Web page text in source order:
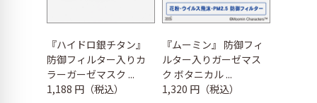
『ハイドロ銀チタン』
防御フィルター入りカ
ラーガーゼマスク ...
1,188 円（税込）
『ムーミン』 防御フィ
ルター入りガーゼマス
ク ボタニカル ...
1,320 円（税込）